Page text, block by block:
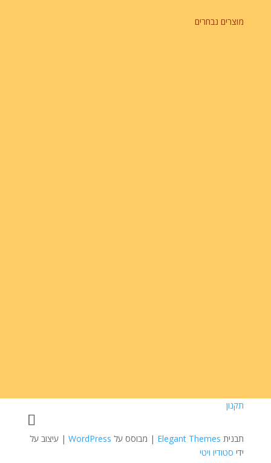
מוצרים נבחרים
תקנון
תבנית Elegant Themes | מבוסס על WordPress| עיצוב על
ידי סטודיו ויטי